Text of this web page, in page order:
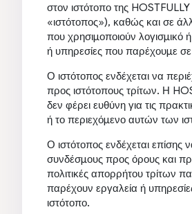
στον ιστότοπο της
«ιστότοπος»), καθώς και σε
που χρησιμοποιούν λογισμικό
ή υπηρεσίες που παρέχουμε σε
Ο ιστότοπος ενδέχεται να
προς ιστότοπους τρίτων. Η
δεν φέρει ευθύνη για τις
ή το περιεχόμενο αυτών των
Ο ιστότοπος ενδέχεται επίσης
συνδέσμους προς όρους και
πολιτικές απορρήτου τρίτων
παρέχουν εργαλεία ή
ιστότοπο.